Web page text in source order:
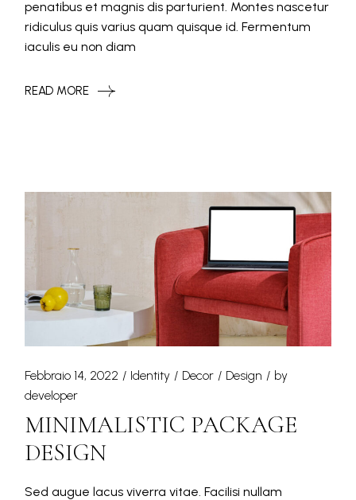
penatibus et magnis dis parturient. Montes nascetur
ridiculus quis varius quam quisque id. Fermentum
iaculis eu non diam
READ MORE
Febbraio 14, 2022 Identity Decor Design
by
developer
MINIMALISTIC PACKAGE
DESIGN
Sed augue lacus viverra vitae. Facilisi nullam